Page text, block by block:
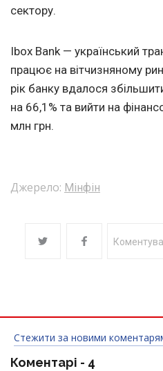
сектору.
Ibox Bank — український
працює на вітчизняному
рік банку вдалося
на 66,1% та вийти на
млн грн.
Джерело: Мінфін
Стежити за новими
Коментарі - 4